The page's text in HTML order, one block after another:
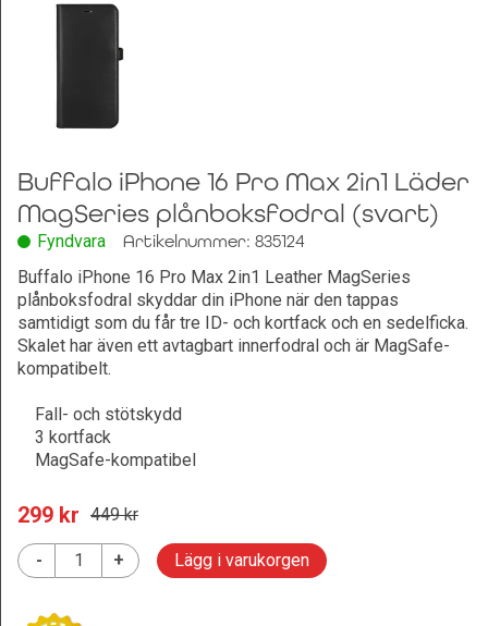
Buffalo iPhone 16 Pro Max 2in1 Läder
MagSeries plånboksfodral (svart)
Fyndvara
Artikelnummer: 835124
Buffalo iPhone 16 Pro Max 2in1 Leather MagSeries
plånboksfodral skyddar din iPhone när den tappas
samtidigt som du får tre ID- och kortfack och en sedelficka.
Skalet har även ett avtagbart innerfodral och är MagSafe-
kompatibelt.
Fall- och stötskydd
3 kortfack
MagSafe-kompatibel
299 kr 449 kr
- + Lägg i varukorgen